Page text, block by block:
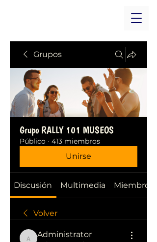
Grupos
Grupo RALLY 101 MUSEOS
Público · 413 miembros
Unirse
Discusión Multimedia Miembros
Volver
Administrator